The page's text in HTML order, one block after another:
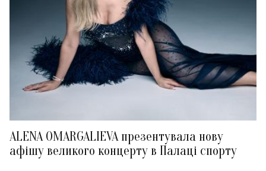
ALENA OMARGALIEVA презентувала нову
афішу великого концерту в Палаці спорту